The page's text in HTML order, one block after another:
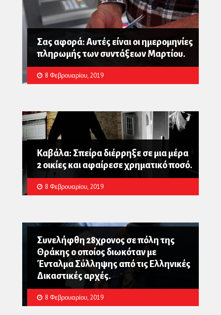
Σας αφορά: Αυτές είναι οι ημερομηνίες
πληρωμής των συντάξεων Μαρτίου.
8 Φεβρουαρίου, 2019
Καβάλα: Σπείρα διέρρηξε σε μια μέρα
2 οικίες και αφαίρεσε χρηματικό ποσό.
8 Φεβρουαρίου, 2019
Συνελήφθη 28χρονος σε πόλη της
Θράκης ο οποίος διωκόταν με
Ένταλμα Σύλληψης από τις Ελληνικές
Δικαστικές αρχές.
8 Φεβρουαρίου, 2019